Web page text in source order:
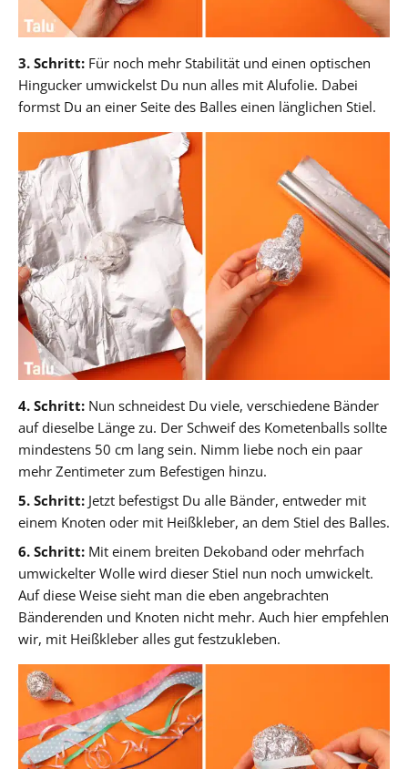
3. Schritt: Für noch mehr Stabilität und einen optischen
Hingucker umwickelst Du nun alles mit Alufolie. Dabei
formst Du an einer Seite des Balles einen länglichen Stiel.
4. Schritt: Nun schneidest Du viele, verschiedene Bänder
auf dieselbe Länge zu. Der Schweif des Kometenballs sollte
mindestens 50 cm lang sein. Nimm liebe noch ein paar
mehr Zentimeter zum Befestigen hinzu.
5. Schritt: Jetzt befestigst Du alle Bänder, entweder mit
einem Knoten oder mit Heißkleber, an dem Stiel des Balles.
6. Schritt: Mit einem breiten Dekoband oder mehrfach
umwickelter Wolle wird dieser Stiel nun noch umwickelt.
Auf diese Weise sieht man die eben angebrachten
Bänderenden und Knoten nicht mehr. Auch hier empfehlen
wir, mit Heißkleber alles gut festzukleben.